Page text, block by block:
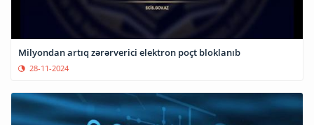
Milyondan artıq zərərverici elektron poçt bloklanıb
28-11-2024